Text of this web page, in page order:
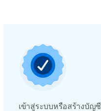
เข้าสู่ระบบหรือสร้างบัญชี